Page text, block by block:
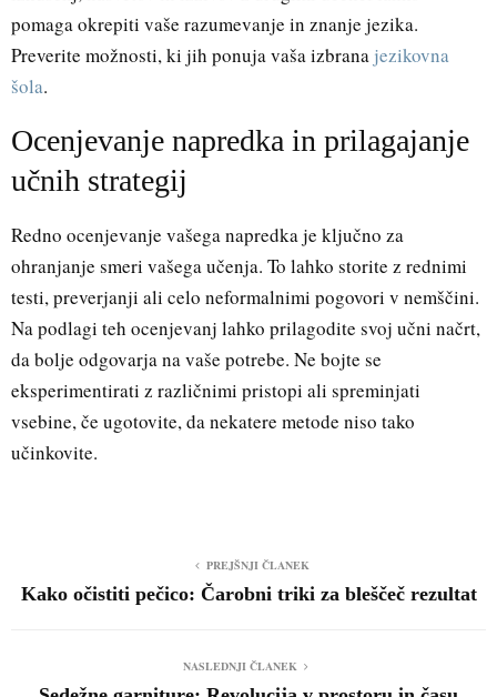
pomaga okrepiti vaše razumevanje in znanje jezika.
Preverite možnosti, ki jih ponuja vaša izbrana jezikovna
šola.
Ocenjevanje napredka in prilagajanje
učnih strategij
Redno ocenjevanje vašega napredka je ključno za
ohranjanje smeri vašega učenja. To lahko storite z rednimi
testi, preverjanji ali celo neformalnimi pogovori v nemščini.
Na podlagi teh ocenjevanj lahko prilagodite svoj učni načrt,
da bolje odgovarja na vaše potrebe. Ne bojte se
eksperimentirati z različnimi pristopi ali spreminjati
vsebine, če ugotovite, da nekatere metode niso tako
učinkovite.
PREJŠNJI ČLANEK
Kako očistiti pečico: Čarobni triki za bleščeč rezultat
NASLEDNJI ČLANEK